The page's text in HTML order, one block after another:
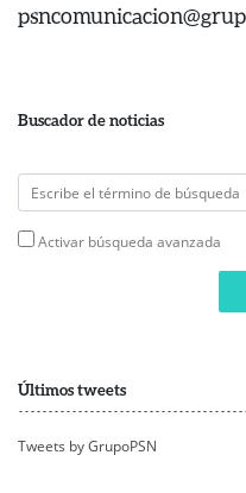
Buscador de noticias
Activar búsqueda avanzada
Últimos tweets
Tweets by GrupoPSN